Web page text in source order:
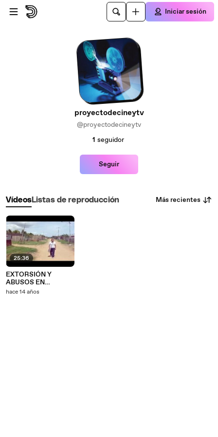
Saltar al contenido principal
Iniciar sesión
proyectodecineytv
@proyectodecineytv
1 seguidor
Seguir
VídeosListas de reproducción Más recientes
25:36
EXTORSIÓN Y
ABUSOS EN
ESCUELAS DE
hace 14 años